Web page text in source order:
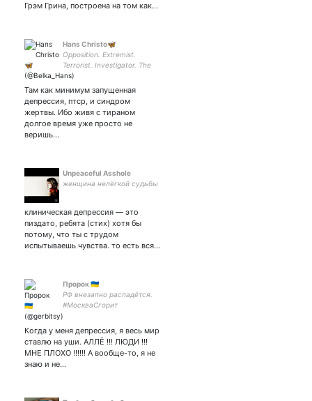
Грэм Грина, построена на том как…
Hans Christo🦋
Opposition. Extremist.
Terrorist. Investigator. The
terror for all things secret.
#нетвойне🇺🇦 Україна
переможемо!
Там как минимум запущенная
депрессия, птср, и синдром
жертвы. Ибо живя с тираном
долгое время уже просто не
веришь…
Unpeaceful Asshole
женщина нелёгкой судьбы
клиническая депрессия — это
пиздато, ребята (стих) хотя бы
потому, что ты с трудом
испытываешь чувства. то есть вся…
Пророк 🇺🇦
РФ внезапно распадётся.
#МоскваСгорит
Когда у меня депрессия, я весь мир
ставлю на уши. АЛЛЁ !!! ЛЮДИ !!!
МНЕ ПЛОХО !!!!!! А вообще-то, я не
знаю и не…